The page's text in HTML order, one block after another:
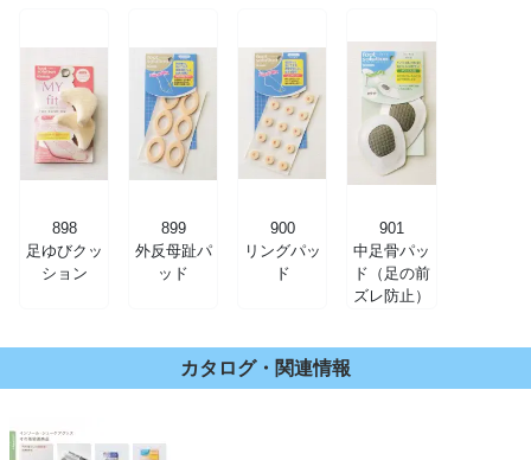
898
足ゆびクッ
ション
899
外反母趾パ
ッド
900
リングパッ
ド
901
中足骨パッ
ド（足の前
ズレ防止）
カタログ・関連情報